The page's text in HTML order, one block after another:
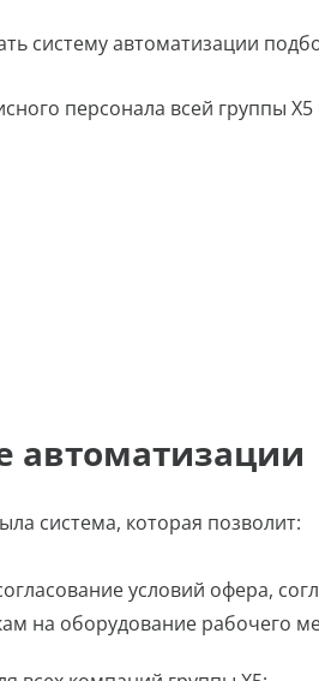
систему автоматизации
персонала всей группы X5
автоматизации
система, которая позволит:
условий офера,
на оборудование рабочего